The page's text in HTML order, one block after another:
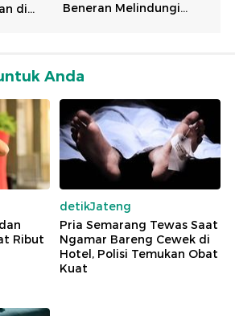
Anda
Ribut
detikJateng
Pria Semarang Tewas Saat
Ngamar Bareng Cewek di
Hotel, Polisi Temukan Obat
Kuat